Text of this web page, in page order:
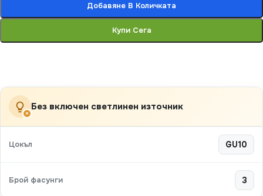
Добавяне В Количката
Купи Сега
×
Без включен светлинен източник
Цокъл GU10
Брой фасунги 3